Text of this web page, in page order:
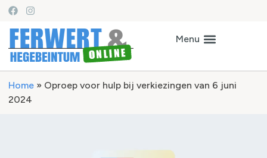
Home » Oproep voor hulp bij verkiezingen van 6 juni
2024